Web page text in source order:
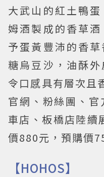
大武山的紅土鴨
姆酒製成的香草
予蛋黃豐沛的香
糖烏豆沙，油酥
令口感具有層次且
官網、粉絲團、
車店、板橋店陸續
價880元，預購價
【HOHOS】